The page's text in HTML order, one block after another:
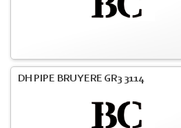
DH PIPE BRUYERE GR3 3114